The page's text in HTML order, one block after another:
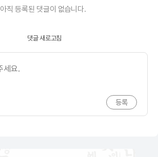
아직 등록된 댓글이 없습니다.
댓글 새로고침